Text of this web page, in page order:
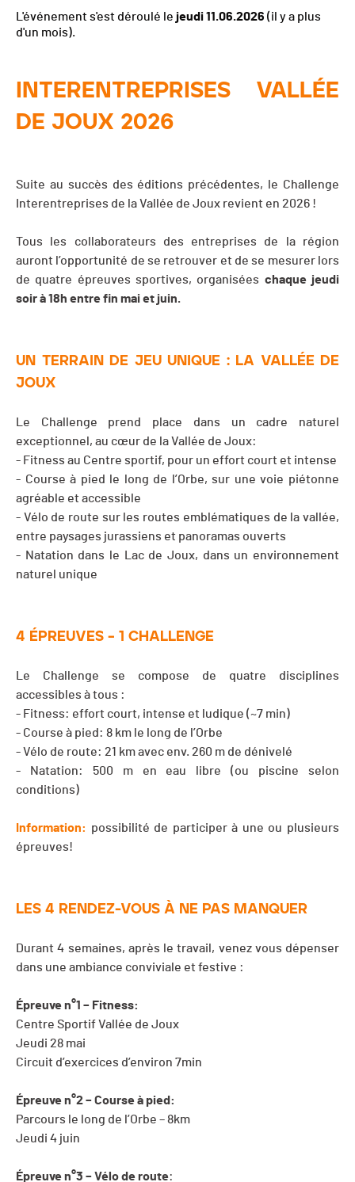
L'événement s'est déroulé le jeudi 11.06.2026 (il y a plus
d'un mois).
INTERENTREPRISES VALLÉE
DE JOUX 2026
Suite au succès des éditions précédentes, le Challenge
Interentreprises de la Vallée de Joux revient en 2026 !
Tous les collaborateurs des entreprises de la région
auront l’opportunité de se retrouver et de se mesurer lors
de quatre épreuves sportives, organisées chaque jeudi
soir à 18h entre fin mai et juin.
UN TERRAIN DE JEU UNIQUE : LA VALLÉE DE
JOUX
Le Challenge prend place dans un cadre naturel
exceptionnel, au cœur de la Vallée de Joux:
- Fitness au Centre sportif, pour un effort court et intense
- Course à pied le long de l’Orbe, sur une voie piétonne
agréable et accessible
- Vélo de route sur les routes emblématiques de la vallée,
entre paysages jurassiens et panoramas ouverts
- Natation dans le Lac de Joux, dans un environnement
naturel unique
4 ÉPREUVES – 1 CHALLENGE
Le Challenge se compose de quatre disciplines
accessibles à tous :
- Fitness: effort court, intense et ludique (~7 min)
- Course à pied: 8 km le long de l’Orbe
- Vélo de route: 21 km avec env. 260 m de dénivelé
- Natation: 500 m en eau libre (ou piscine selon
conditions)
Information: possibilité de participer à une ou plusieurs
épreuves!
LES 4 RENDEZ-VOUS À NE PAS MANQUER
Durant 4 semaines, après le travail, venez vous dépenser
dans une ambiance conviviale et festive :
Épreuve n°1 – Fitness:
Centre Sportif Vallée de Joux
Jeudi 28 mai
Circuit d’exercices d’environ 7min
Épreuve n°2 – Course à pied:
Parcours le long de l’Orbe – 8km
Jeudi 4 juin
Épreuve n°3 – Vélo de route: